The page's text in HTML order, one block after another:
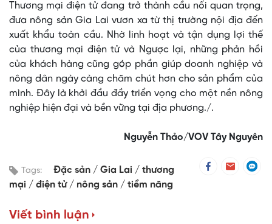
Thương mại điện tử đang trở thành cầu nối quan trọng,
đưa nông sản Gia Lai vươn xa từ thị trường nội địa đến
xuất khẩu toàn cầu. Nhờ linh hoạt và tận dụng lợi thế
của thương mại điện tử và Ngược lại, những phản hồi
của khách hàng cũng góp phần giúp doanh nghiệp và
nông dân ngày càng chăm chút hơn cho sản phẩm của
mình. Đây là khởi đầu đầy triển vọng cho một nền nông
nghiệp hiện đại và bền vững tại địa phương./.
Nguyễn Thảo/VOV Tây Nguyên
Tags: Đặc sản Gia Lai
thương
mại
điện tử nông sản tiềm năng
Viết bình luận